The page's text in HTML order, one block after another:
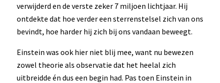
verwijderd en de verste zeker 7 miljoen lichtjaar. Hij
ontdekte dat hoe verder een sterrenstelsel zich van ons
bevindt, hoe harder hij zich bij ons vandaan beweegt.
Einstein was ook hier niet blij mee, want nu bewezen
zowel theorie als observatie dat het heelal zich
uitbreidde én dus een begin had. Pas toen Einstein in